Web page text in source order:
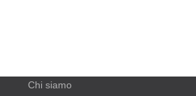
Chi siamo